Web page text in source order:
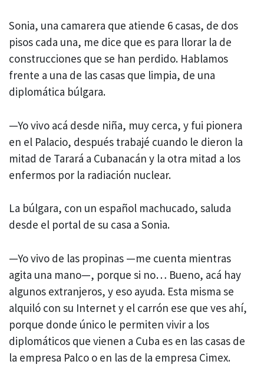
Sonia, una camarera que atiende 6 casas, de dos
pisos cada una, me dice que es para llorar la de
construcciones que se han perdido. Hablamos
frente a una de las casas que limpia, de una
diplomática búlgara.
—Yo vivo acá desde niña, muy cerca, y fui pionera
en el Palacio, después trabajé cuando le dieron la
mitad de Tarará a Cubanacán y la otra mitad a los
enfermos por la radiación nuclear.
La búlgara, con un español machucado, saluda
desde el portal de su casa a Sonia.
—Yo vivo de las propinas —me cuenta mientras
agita una mano—, porque si no… Bueno, acá hay
algunos extranjeros, y eso ayuda. Esta misma se
alquiló con su Internet y el carrón ese que ves ahí,
porque donde único le permiten vivir a los
diplomáticos que vienen a Cuba es en las casas de
la empresa Palco o en las de la empresa Cimex.